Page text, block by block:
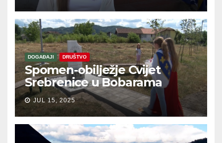
DOGAĐAJI DRUŠTVO
Spomen-obilježje Cvijet
Srebrenice u Bobarama
JUL 15, 2025